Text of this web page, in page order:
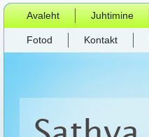
Avaleht Juhtimine
Fotod Kontakt